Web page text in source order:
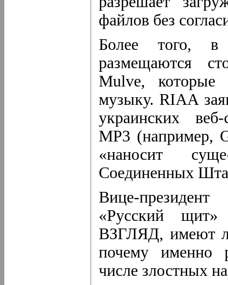
файлов без
Более того, в
размещаются
Mulve, которые
музыку. RIAA
украинских
MP3 (например,
«наносит
Соединенных
Вице-
«Русский
ВЗГЛЯД, имеют
почему именно
числе злостных